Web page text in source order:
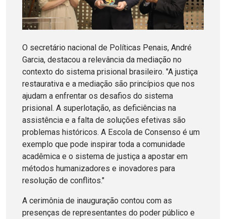
O secretário nacional de Políticas Penais, André
Garcia, destacou a relevância da mediação no
contexto do sistema prisional brasileiro. "A justiça
restaurativa e a mediação são princípios que nos
ajudam a enfrentar os desafios do sistema
prisional. A superlotação, as deficiências na
assistência e a falta de soluções efetivas são
problemas históricos. A Escola de Consenso é um
exemplo que pode inspirar toda a comunidade
acadêmica e o sistema de justiça a apostar em
métodos humanizadores e inovadores para
resolução de conflitos."
A cerimônia de inauguração contou com as
presenças de representantes do poder público e